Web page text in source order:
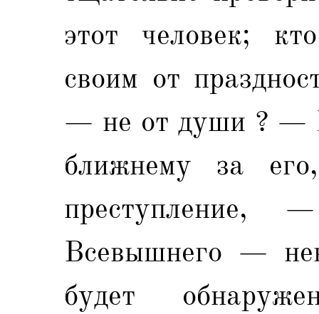
этот человек;
своим от
— не от души ? —
ближнему за
преступление,
Всевышнего —
будет